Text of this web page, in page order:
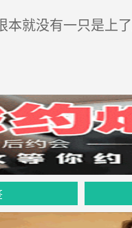
就没有一只是上